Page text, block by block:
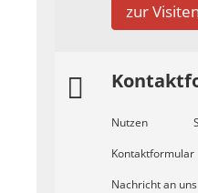
zur
Nutzen
Nachricht an uns